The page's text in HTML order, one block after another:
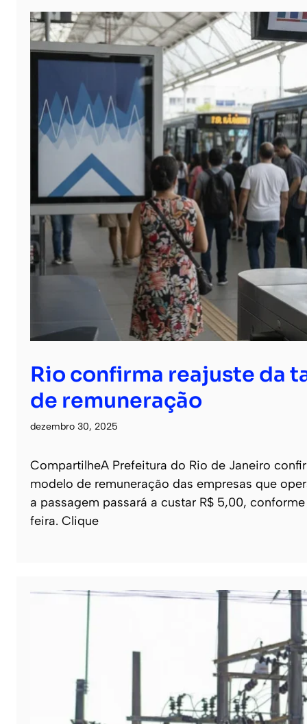
Rio confirma reajuste da
de remuneração
dezembro 30, 2025
CompartilheA Prefeitura do Rio de Janeiro
modelo de remuneração das empresas que
a passagem passará a custar R$ 5,00,
feira. Clique